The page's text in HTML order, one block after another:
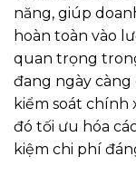
năng, giúp
hoàn toàn vào
quan trọng
đang ngày càng
kiểm soát chính
đó tối ưu hóa
kiệm chi phí